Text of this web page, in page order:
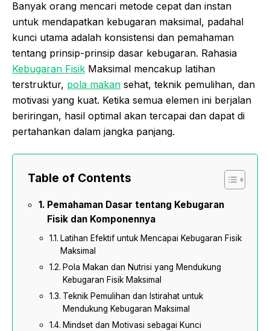
Banyak orang mencari metode cepat dan instan
untuk mendapatkan kebugaran maksimal, padahal
kunci utama adalah konsistensi dan pemahaman
tentang prinsip-prinsip dasar kebugaran. Rahasia
Kebugaran Fisik Maksimal mencakup latihan
terstruktur, pola makan sehat, teknik pemulihan, dan
motivasi yang kuat. Ketika semua elemen ini berjalan
beriringan, hasil optimal akan tercapai dan dapat di
pertahankan dalam jangka panjang.
Table of Contents
Pemahaman Dasar tentang Kebugaran
Fisik dan Komponennya
Latihan Efektif untuk Mencapai Kebugaran Fisik
Maksimal
Pola Makan dan Nutrisi yang Mendukung
Kebugaran Fisik Maksimal
Teknik Pemulihan dan Istirahat untuk
Mendukung Kebugaran Maksimal
Mindset dan Motivasi sebagai Kunci